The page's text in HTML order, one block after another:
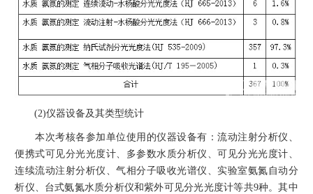
(2)仪器设备及其类型统计
本次考核各参加单位使用的仪器设备有：流动注射分析仪、
便携式可见分光光度计、多参数水质分析仪、可见分光光度计、
连续流动注射分析仪、气相分子吸收光谱仪、实验室氨氮自动分
析仪、台式氨氮水质分析仪和紫外可见分光光度计等共9种。其中